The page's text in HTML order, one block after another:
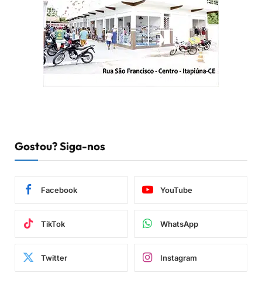
Gostou? Siga-nos
Facebook YouTube
TikTok WhatsApp
Twitter Instagram